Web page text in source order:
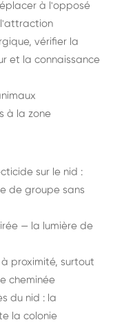
à l'opposé
vérifier la
et la connaissance
à la zone
sur le nid :
de groupe sans
— la lumière de
proximité, surtout
cheminée
du nid : la
la colonie